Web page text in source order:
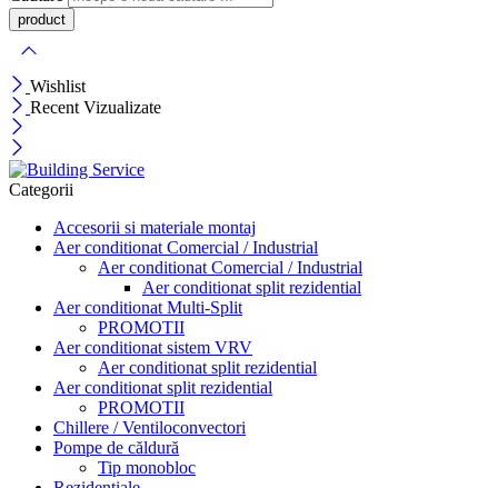
Wishlist
Recent Vizualizate
Categorii
Accesorii si materiale montaj
Aer conditionat Comercial / Industrial
Aer conditionat Comercial / Industrial
Aer conditionat split rezidential
Aer conditionat Multi-Split
PROMOTII
Aer conditionat sistem VRV
Aer conditionat split rezidential
Aer conditionat split rezidential
PROMOTII
Chillere / Ventiloconvectori
Pompe de căldură
Tip monobloc